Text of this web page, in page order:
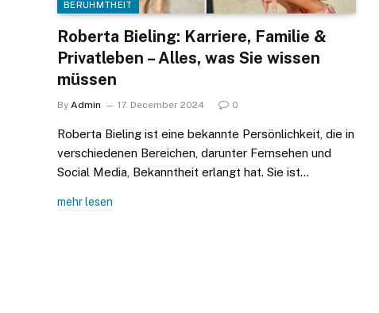
BERÜHMTHEIT
Roberta Bieling: Karriere, Familie &
Privatleben – Alles, was Sie wissen
müssen
By Admin 17. December 2024 0
Roberta Bieling ist eine bekannte Persönlichkeit, die in
verschiedenen Bereichen, darunter Fernsehen und
Social Media, Bekanntheit erlangt hat. Sie ist…
mehr lesen